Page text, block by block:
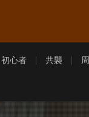
初心者 共襲